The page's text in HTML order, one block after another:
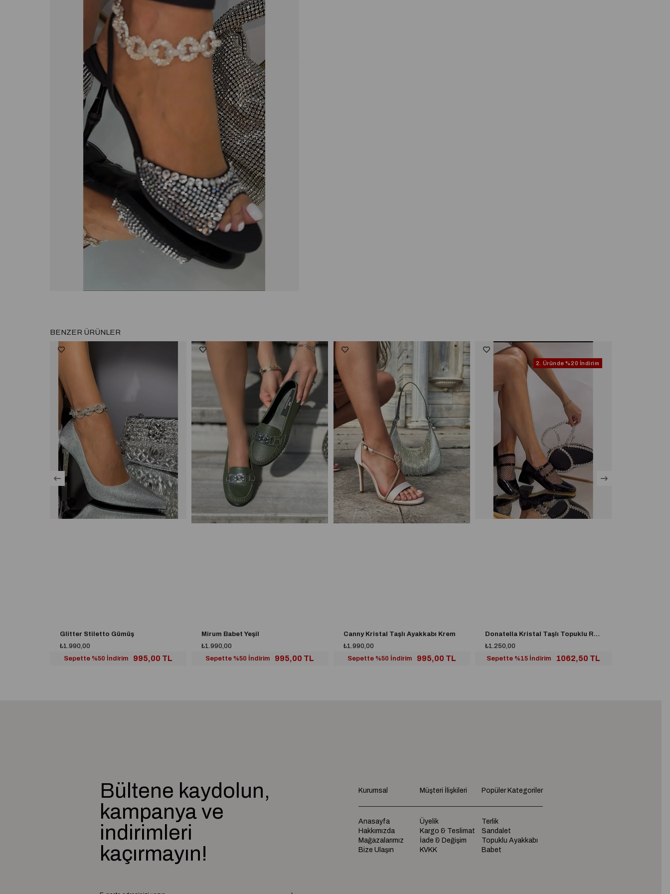
BENZER ÜRÜNLER
Glitter Stiletto Gümüş
₺1.990,00
Sepette %50 İndirim
995,00 TL
Mirum Babet Yeşil
₺1.990,00
Sepette %50 İndirim
995,00 TL
Canny Kristal Taşlı Ayakkabı Krem
₺1.990,00
Sepette %50 İndirim
995,00 TL
2. Üründe%20 İndirim
Donatella Kristal Taşlı Topuklu Rugan Babet Siyah
₺1.250,00
Sepette %15 İndirim
1062,50 TL
Bültene kaydolun,
kampanya ve
indirimleri
kaçırmayın!
Kurumsal
Anasayfa
Hakkımızda
Mağazalarımız
Bize Ulaşın
Müşteri İlişkileri
Üyelik
Kargo & Teslimat
İade & Değişim
KVKK
Popüler Kategoriler
Terlik
Sandalet
Topuklu Ayakkabı
Babet